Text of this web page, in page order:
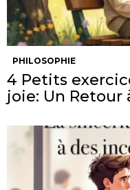
PHILOSOPHIE
4 Petits
joie: Un Retour